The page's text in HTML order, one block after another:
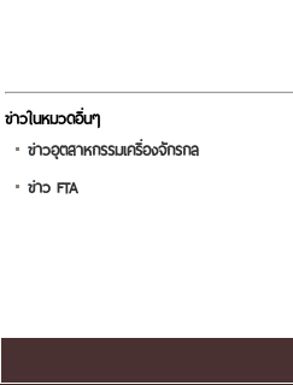
ข่าวในหมวดอื่นๆ
ข่าวอุตสาหกรรมเครื่องจักรกล
ข่าว FTA